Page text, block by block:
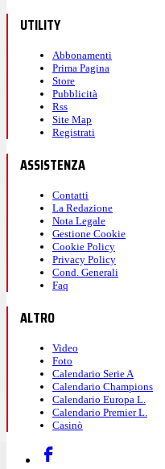
UTILITY
Abbonamenti
Prima Pagina
Store
Pubblicità
Rss
Site Map
Registrati
ASSISTENZA
Contatti
La Redazione
Nota Legale
Gestione Cookie
Cookie Policy
Privacy Policy
Cond. Generali
Faq
ALTRO
Video
Foto
Calendario Serie A
Calendario Champions
Calendario Europa L.
Calendario Premier L.
Casinò